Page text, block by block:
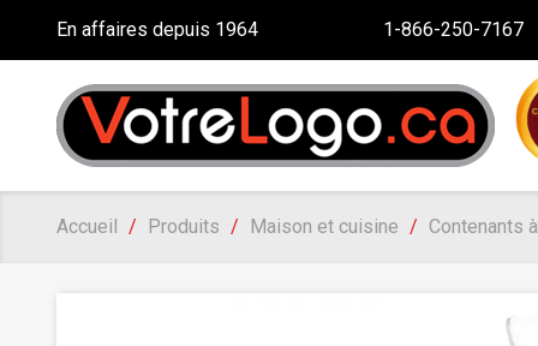
En affaires depuis 1964 1-866-250-7167
Accueil Produits Maison et cuisine Contenants